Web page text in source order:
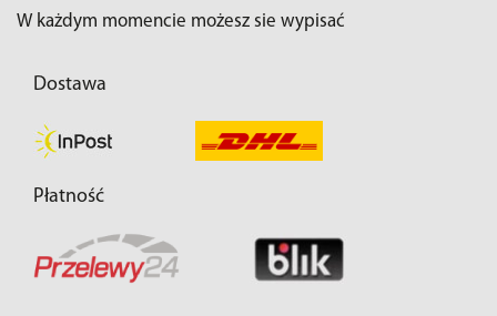
W każdym momencie możesz sie wypisać
Dostawa
Płatność